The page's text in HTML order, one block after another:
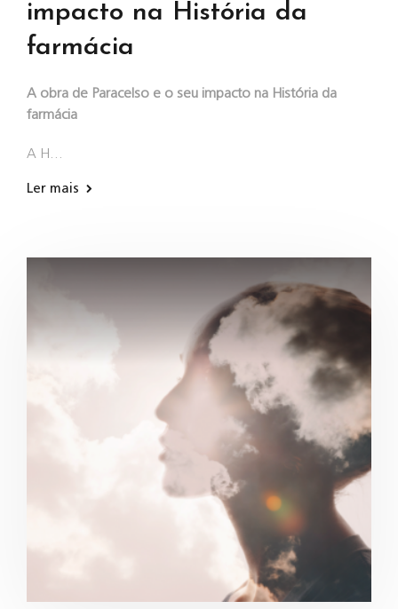
impacto na História da
farmácia
A obra de Paracelso e o seu impacto na História da
farmácia
A H…
Ler mais